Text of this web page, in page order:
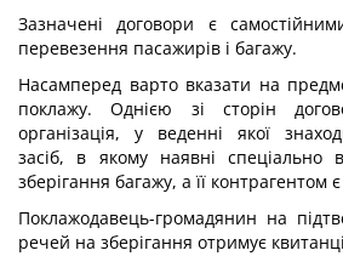
Зазначені договори є
перевезення пасажирів і багажу.
Насамперед варто вказати на
поклажу. Однією зі сторін
організація, у веденні якої
засіб, в якому наявні спеціально
зберігання багажу, а її контрагентом
Поклажодавець-громадянин на
речей на зберігання отримує